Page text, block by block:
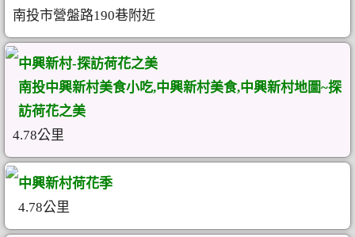
南投市營盤路190巷附近
中興新村-探訪荷花之美
南投中興新村美食小吃,中興新村美食,中興新村地圖~探
訪荷花之美
4.78公里
中興新村荷花季
4.78公里